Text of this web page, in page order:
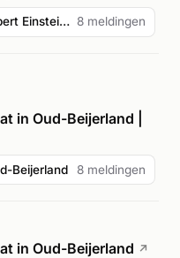
Verkeersongeval met letsel Albert Einsteinstraat Oud-Beij... 8 meldingen
in Oud-Beijerland |
Beijerland 8 meldingen
in Oud-Beijerland ↗